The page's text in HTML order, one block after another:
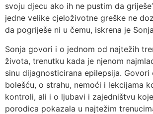
svoju djecu ako ih ne pustim da
jedne velike cjeloživotne greške ne
da pogriješe ni u čemu, iskrena je
Sonja govori i o jednom od najtežih
života, trenutku kada je njenom
sinu dijagnosticirana epilepsija. Govori
bolešću, o strahu, nemoći i lekcijama
kontroli, ali i o ljubavi i zajedništvu
porodica pokazala u najtežim